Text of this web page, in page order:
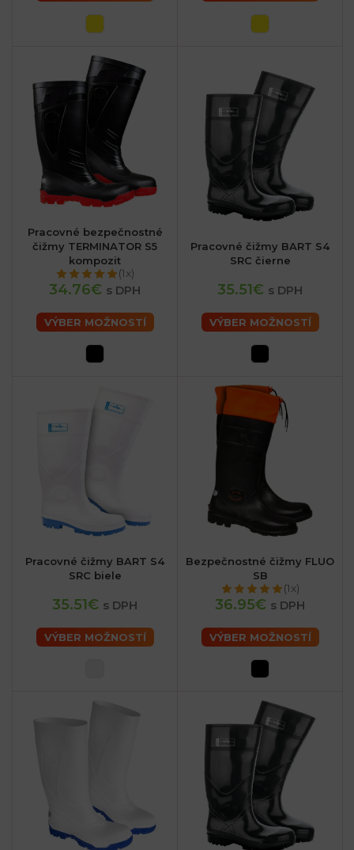
Pracovné bezpečnostné
čižmy TERMINATOR S5
kompozit
(1x)
34.76€ s DPH
VÝBER MOŽNOSTÍ
Pracovné čižmy BART S4
SRC čierne
35.51€ s DPH
VÝBER MOŽNOSTÍ
Pracovné čižmy BART S4
SRC biele
35.51€ s DPH
VÝBER MOŽNOSTÍ
Bezpečnostné čižmy FLUO
SB
(1x)
36.95€ s DPH
VÝBER MOŽNOSTÍ